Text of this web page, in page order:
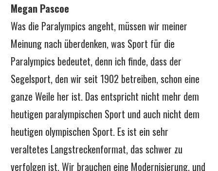
Megan Pascoe
Was die Paralympics angeht, müssen wir meiner
Meinung nach überdenken, was Sport für die
Paralympics bedeutet, denn ich finde, dass der
Segelsport, den wir seit 1902 betreiben, schon eine
ganze Weile her ist. Das entspricht nicht mehr dem
heutigen paralympischen Sport und auch nicht dem
heutigen olympischen Sport. Es ist ein sehr
veraltetes Langstreckenformat, das schwer zu
verfolgen ist. Wir brauchen eine Modernisierung, und